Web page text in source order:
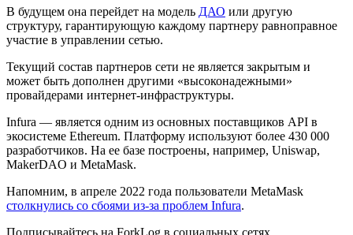
В будущем она перейдет на модель ДАО или другую
структуру, гарантирующую каждому партнеру равноправное
участие в управлении сетью.
Текущий состав партнеров сети не является закрытым и
может быть дополнен другими «высоконадежными»
провайдерами интернет-инфраструктуры.
Infura — является одним из основных поставщиков API в
экосистеме Ethereum. Платформу используют более 430 000
разработчиков. На ее базе построены, например, Uniswap,
MakerDAO и MetaMask.
Напомним, в апреле 2022 года пользователи MetaMask
столкнулись со сбоями из-за проблем Infura.
Подписывайтесь на ForkLog в социальных сетях